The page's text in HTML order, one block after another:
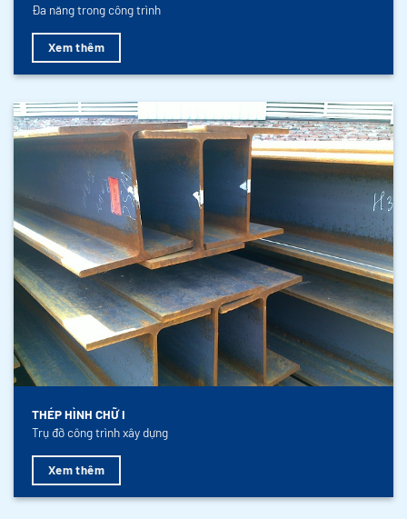
Đa năng trong công trình
Xem thêm
THÉP HÌNH CHỮ I
Trụ đỡ công trình xây dựng
Xem thêm